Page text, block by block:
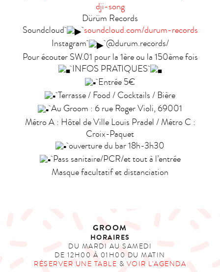
dji-song
Dürüm Records
Soundcloud
soundcloud.com/durum-records
Instagram
@durum.records/
Pour écouter SW.01 pour la 1ère ou la 150ème fois
INFOS PRATIQUES
Entrée 5€
Terrasse / Food / Cocktails / Bière
Au Groom : 6 rue Roger Violi, 69001
Métro A : Hôtel de Ville Louis Pradel / Métro C :
Croix-Paquet
ouverture du bar 18h-3h30
Pass sanitaire/PCR/et tout à l’entrée
Masque facultatif et distanciation
GROOM
HORAIRES
DU MARDI AU SAMEDI
DE 12H00 À 01H00 DU MATIN
RÉSERVER UNE TABLE & VOIR L'AGENDA